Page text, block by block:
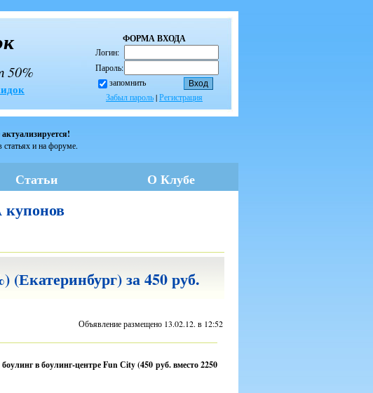
ФОРМА ВХОДА
Логин:
Пароль:
запомнить
Забыл пароль|Регистрация
50%
статьях и на форуме.
Статьи О Клубе
за 450 руб.
Объявление размещено 13.02.12. в 12:52
в боулинг-центре Fun Сity (450 руб. вместо 2250